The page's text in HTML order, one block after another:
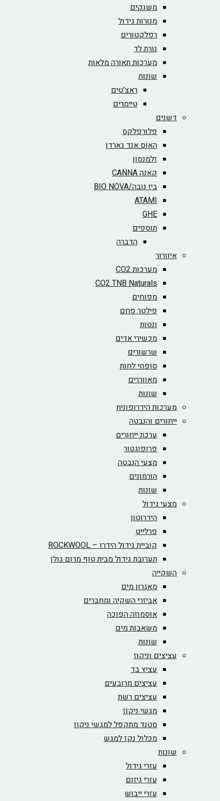
משנקים
מנורות גידול
רפלקטורים
נורת לד
מערכות תאורה מלאות
שונות
ראצ'טים
טיימרים
דשנים
פלורפלקס
האוס אנד גארדן
זלמנסון
קאנה CANNA
ביו נובה/BIO NOVA‏
ATAMI
GHE
תוספים
הדברה
איוורור
מערכות CO2
CO2 TNB Naturals
מפוחים
פילטר פחם
ונטות
מכשירי אדים
שרשורים
סופחי לחות
מאווררים
שונות
מערכות הידרופונית
ייחורים והנבטה
ערכת ייחורים
פרופוגטור
מצעי הנבטה
הורמונים
שונות
מצעי גידול
הידרוטון
פרלייט
קוביית גידול הידרו – ROCKWOOL‏
תערובת גידול מבית טוף מרום גולן
השקייה
מאגרון מים
אביזרי השקיה ומחברים
אוסמוזה הפוכה
משאבות מים
שונות
עציצים וניקוז
עציץ בד
עציצים מרובעים
עציצים רשת
מגשי ניקוז
סטנד מתקפל למגשי ניקוז
מכלול נקז למגש
שונות
עזרי גידול
עזרי גיזום
עזרי ייבוש